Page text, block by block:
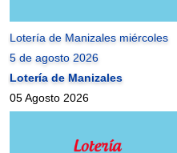
Lotería de Manizales miércoles
5 de agosto 2026
Lotería de Manizales
05 Agosto 2026